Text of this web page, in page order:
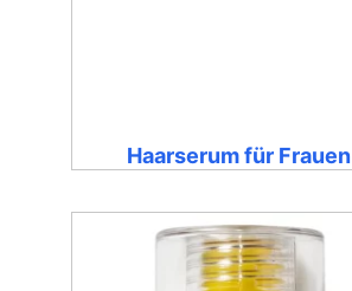
Haarserum für Frauen